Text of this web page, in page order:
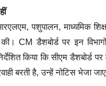
पशुपालन, माध्यमिक
की। CM डैशबोर्ड पर इन
किया कि सीएम डैशबोर्ड
बरती है, उन्हें नोटिस भेजा